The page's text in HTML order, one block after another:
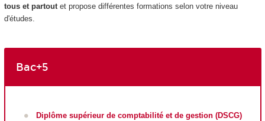
tous et partoutet propose différentes formations selon votre niveau
d'études.
Bac+5
Diplôme supérieur de comptabilité et de gestion (DSCG)